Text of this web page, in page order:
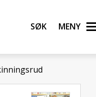
Søk